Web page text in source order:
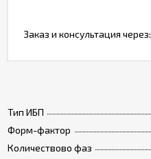
Тип ИБП
Форм-фактор
Количествово фаз
Заказ и консультация через: